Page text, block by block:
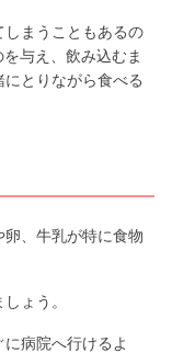
まうこともあるの
与え、飲み込むま
とりながら食べる
、牛乳が特に食物
ょう。
病院へ行けるよ